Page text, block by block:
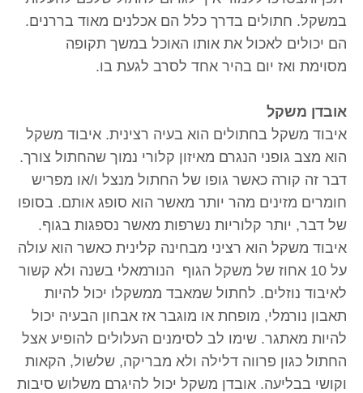
במשקל. חתולים בדרך כלל הם אכלנים מאוד בררנים.
הם יכולים לאכול את אותו האוכל במשך תקופה
מסוימת ואז יום בהיר אחד לסרב לגעת בו.
אובדן משקל
איבוד משקל בחתולים הוא בעיה רצינית. איבוד משקל
הוא מצב גופני הנגרם מאיזון קלורי נמוך שהחתול צורך.
דבר זה קורה כאשר גופו של החתול מנצל ו/או מפריש
חומרים מזינים מהר יותר מאשר הוא סופג אותם. בסופו
של דבר, יותר קלוריות נשרפות מאשר נספגות בגוף.
איבוד משקל הוא רציני מבחינה קלינית כאשר הוא עולה
על 10 אחוז של משקל הגוף הנורמאלי בשנה ולא קשור
לאיבוד נוזלים. לחתול שמאבד ממשקלו יכול להיות
תאבון נורמלי, מופחת או מוגבר אז אבחון הבעיה יכול
להיות מאתגר. שימו לב לסימנים העלולים להופיע אצל
החתול כגון פרווה דלילה ולא מבריקה, שלשול, הקאות
וקושי בבליעה. אובדן משקל יכול להיגרם משלוש סיבות